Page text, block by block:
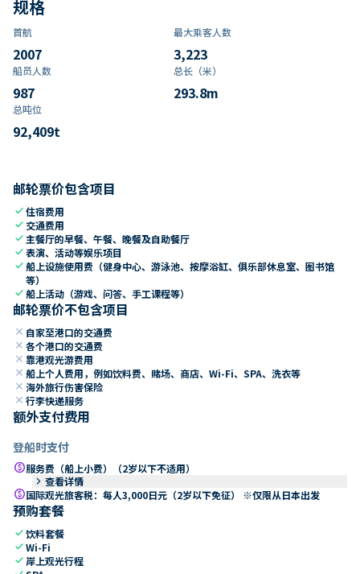
规格
首航
2007
最大乘客人数
3,223
船员人数
987
总长（米）
293.8m
总吨位
92,409t
邮轮票价包含项目
check住宿费用
check 交通费用
check 主餐厅的早餐、午餐、晚餐及自助餐厅
check表演、活动等娱乐项目
check船上设施使用费（健身中心、游泳池、按摩浴缸、俱乐部休息室、图书馆
等）
check船上活动（游戏、问答、手工课程等）
邮轮票价不包含项目
close 自家至港口的交通费
close 各个港口的交通费
close 靠港观光游费用
close 船上个人费用，例如饮料费、赌场、商店、Wi-Fi、SPA、洗衣等
close 海外旅行伤害保险
close 行李快递服务
额外支付费用
登船时支付
paid服务费（船上小费）（2岁以下不适用）
keyboard_arrow_right 查看详情
paid国际观光旅客税：每人3,000日元（2岁以下免征） ※仅限从日本出发
预购套餐
check饮料套餐
checkWi-Fi
check 岸上观光行程